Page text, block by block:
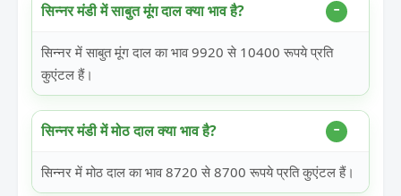
सिन्नर मंडी में साबुत मूंग दाल क्या भाव है?
सिन्नर में साबुत मूंग दाल का भाव 9920 से 10400 रूपये प्रति
कुएंटल हैं।
सिन्नर मंडी में मोठ दाल क्या भाव है?
सिन्नर में मोठ दाल का भाव 8720 से 8700 रूपये प्रति कुएंटल हैं।